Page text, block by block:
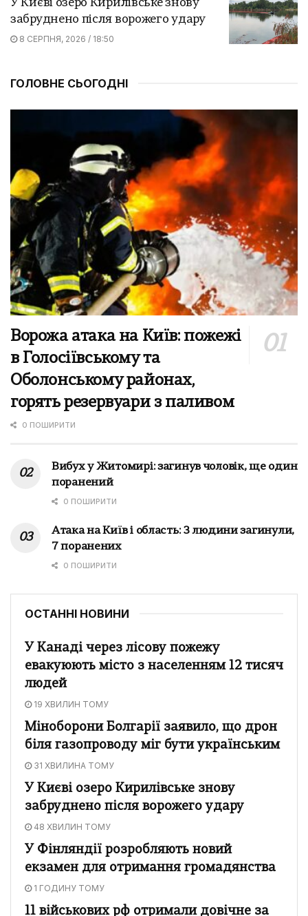
У Києві озеро Кирилівське знову
забруднено після ворожего удару
8 СЕРПНЯ, 2026 / 18:50
ГОЛОВНЕ СЬОГОДНІ
Ворожа атака на Київ: пожежі
в Голосіївському та
Оболонському районах,
горять резервуари з паливом
0 ПОШИРИТИ
Вибух у Житомирі: загинув чоловік, ще один
поранений
0 ПОШИРИТИ
Атака на Київ і область: 3 людини загинули,
7 поранених
0 ПОШИРИТИ
ОСТАННІ НОВИНИ
У Канаді через лісову пожежу
евакуюють місто з населенням 12 тисяч
людей
19 ХВИЛИН ТОМУ
Міноборони Болгарії заявило, що дрон
біля газопроводу міг бути українським
31 ХВИЛИНА ТОМУ
У Києві озеро Кирилівське знову
забруднено після ворожего удару
48 ХВИЛИН ТОМУ
У Фінляндії розробляють новий
екзамен для отримання громадянства
1 ГОДИНУ ТОМУ
11 військових рф отримали довічне за